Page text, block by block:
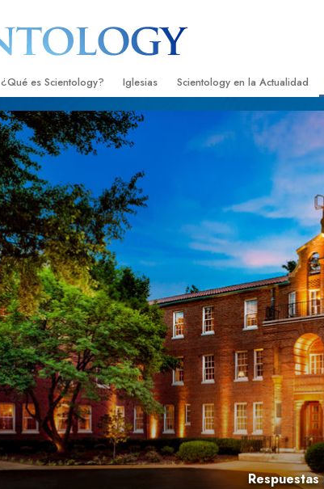
¿Qué es Scientology?
Creencias y Prácticas
Credos y Códigos de Scientology
Qué dicen los Scientologists acerca de
Scientology
Conoce a un Scientologist
Dentro de una Iglesia
Los Principios Básicos de Scientology
Una Introducción a Dianética
Amor y Odio: ¿Qué es Grandeza?
Iglesias
Encontrar una Iglesia
Iglesias Ideales de Scientology
Organizaciones Avanzadas
Base en Tierra de Flag
Llevando Scientology al Mundo
Scientology en la Actualidad
Gran Inauguraciones
Eventos de Scientology
David Miscavige: Líder